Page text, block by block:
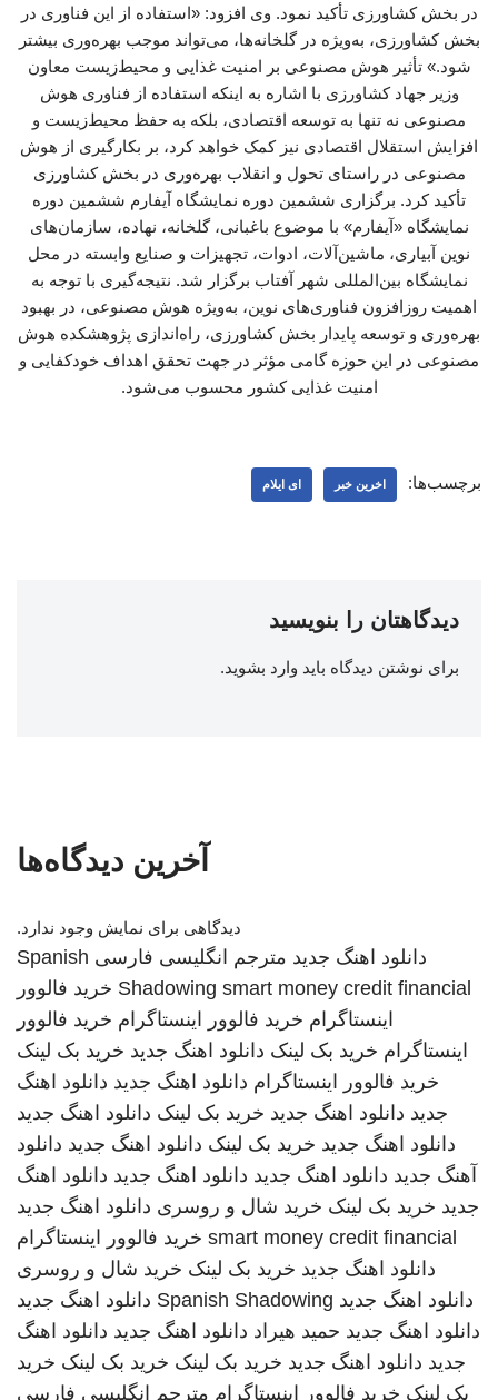
در بخش کشاورزی تأکید نمود. وی افزود: «استفاده از این فناوری در
بخش کشاورزی، به‌ویژه در گلخانه‌ها، می‌تواند موجب بهره‌وری بیشتر
شود.» تأثیر هوش مصنوعی بر امنیت غذایی و محیط‌زیست معاون
وزیر جهاد کشاورزی با اشاره به اینکه استفاده از فناوری هوش
مصنوعی نه تنها به توسعه اقتصادی، بلکه به حفظ محیط‌زیست و
افزایش استقلال اقتصادی نیز کمک خواهد کرد، بر بکارگیری از هوش
مصنوعی در راستای تحول و انقلاب بهره‌وری در بخش کشاورزی
تأکید کرد. برگزاری ششمین دوره نمایشگاه آیفارم ششمین دوره
نمایشگاه «آیفارم» با موضوع باغبانی، گلخانه، نهاده، سازمان‌های
نوین آبیاری، ماشین‌آلات، ادوات، تجهیزات و صنایع وابسته در محل
نمایشگاه بین‌المللی شهر آفتاب برگزار شد. نتیجه‌گیری با توجه به
اهمیت روزافزون فناوری‌های نوین، به‌ویژه هوش مصنوعی، در بهبود
بهره‌وری و توسعه پایدار بخش کشاورزی، راه‌اندازی پژوهشکده هوش
مصنوعی در این حوزه گامی مؤثر در جهت تحقق اهداف خودکفایی و
امنیت غذایی کشور محسوب می‌شود.
برچسب‌ها: اخرین خبر ای ایلام
دیدگاهتان را بنویسید
برای نوشتن دیدگاه باید وارد بشوید.
آخرین دیدگاه‌ها
دیدگاهی برای نمایش وجود ندارد.
دانلود اهنگ جدید مترجم انگلیسی فارسی Spanish
Shadowing smart money credit financial
خرید فالوور
اینستاگرام خرید فالوور اینستاگرام خرید فالوور
اینستاگرام خرید بک لینک دانلود اهنگ جدید خرید بک لینک
خرید فالوور اینستاگرام دانلود اهنگ جدید دانلود اهنگ
جدید دانلود اهنگ جدید خرید بک لینک دانلود اهنگ جدید
دانلود اهنگ جدید خرید بک لینک دانلود اهنگ جدید دانلود
آهنگ جدید دانلود اهنگ جدید دانلود اهنگ جدید دانلود اهنگ
جدید خرید بک لینک خرید شال و روسری دانلود اهنگ جدید
smart money credit financial خرید فالوور اینستاگرام
دانلود اهنگ جدید خرید بک لینک خرید شال و روسری
دانلود اهنگ جدید Spanish Shadowing دانلود اهنگ جدید
دانلود اهنگ جدید حمید هیراد دانلود اهنگ جدید دانلود اهنگ
جدید دانلود اهنگ جدید خرید بک لینک خرید بک لینک خرید
بک لینک خرید فالوور اینستاگرام مترجم انگلیسی فارسی